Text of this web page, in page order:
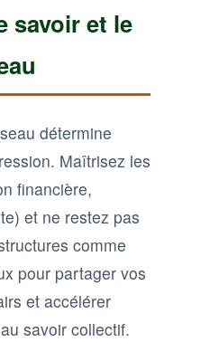
savoir et le
détermine
Maîtrisez les
financière,
et ne restez pas
comme
pour partager vos
et accélérer
savoir collectif.